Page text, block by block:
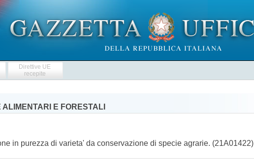
Direttive UE
recepite
E FORESTALI
in purezza di varieta' da conservazione di specie agrarie. (21A01422)